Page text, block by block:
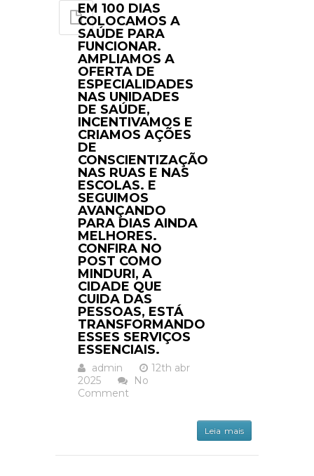
EM 100 DIAS
COLOCAMOS A
SAÚDE PARA
FUNCIONAR.
AMPLIAMOS A
OFERTA DE
ESPECIALIDADES
NAS UNIDADES
DE SAÚDE,
INCENTIVAMOS E
CRIAMOS AÇÕES
DE
CONSCIENTIZAÇÃO
NAS RUAS E NAS
ESCOLAS. E
SEGUIMOS
AVANÇANDO
PARA DIAS AINDA
MELHORES.
CONFIRA NO
POST COMO
MINDURI, A
CIDADE QUE
CUIDA DAS
PESSOAS, ESTÁ
TRANSFORMANDO
ESSES SERVIÇOS
ESSENCIAIS.
admin
12th abr
2025
No
Comment
Leia mais